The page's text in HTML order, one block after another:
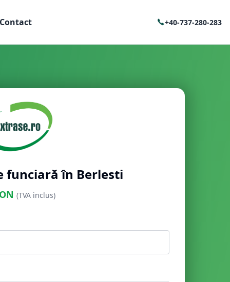
Contact +40-737-280-283
funciară în Berlesti
(TVA inclus)